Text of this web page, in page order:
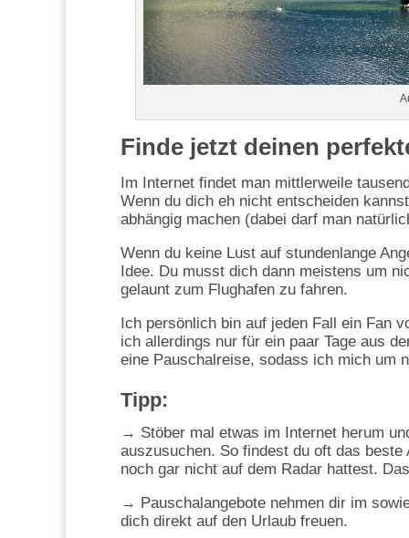
Finde jetzt deinen
Im Internet findet man mittlerweile
Wenn du dich eh nicht entscheiden
abhängig machen (dabei darf man
Wenn du keine Lust auf stundenlange
Idee. Du musst dich dann meistens um
gelaunt zum Flughafen zu fahren.
Ich persönlich bin auf jeden Fall ein Fan
ich allerdings nur für ein paar Tage aus
eine Pauschalreise, sodass ich mich um
Tipp:
→ Stöber mal etwas im Internet herum
auszusuchen. So findest du oft das
noch gar nicht auf dem Radar hattest.
→ Pauschalangebote nehmen dir im
dich direkt auf den Urlaub freuen.